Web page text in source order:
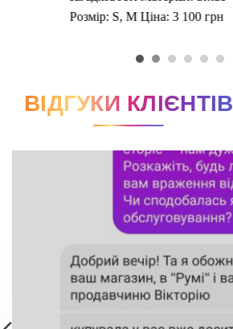
ВІДГУКИ КЛІЄНТІВ